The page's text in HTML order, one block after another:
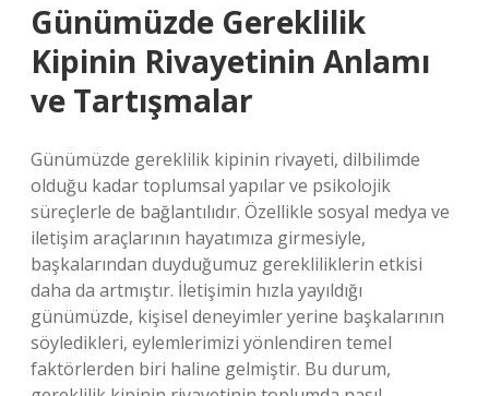
Günümüzde Gereklilik
Kipinin Rivayetinin Anlamı
ve Tartışmalar
Günümüzde gereklilik kipinin rivayeti, dilbilimde
olduğu kadar toplumsal yapılar ve psikolojik
süreçlerle de bağlantılıdır. Özellikle sosyal medya ve
iletişim araçlarının hayatımıza girmesiyle,
başkalarından duyduğumuz gerekliliklerin etkisi
daha da artmıştır. İletişimin hızla yayıldığı
günümüzde, kişisel deneyimler yerine başkalarının
söyledikleri, eylemlerimizi yönlendiren temel
faktörlerden biri haline gelmiştir. Bu durum,